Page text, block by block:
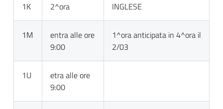
1K 2^ora INGLESE
1M
entra alle ore
9:00
1^ora anticipata in 4^ora il
2/03
1U
etra alle ore
9:00